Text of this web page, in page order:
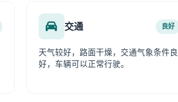
交通 良好
天气较好，路面干燥，交通气象条件良
好，车辆可以正常行驶。